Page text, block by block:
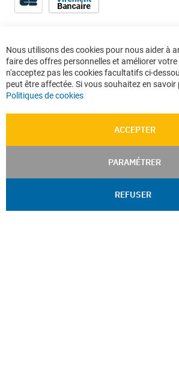
Nous utilisons des cookies pour nous aider à
faire des offres personnelles et améliorer votre
n'acceptez pas les cookies facultatifs ci-
peut être affectée. Si vous souhaitez en savoir
Politiques de cookies
ACCEPTER
PARAMÉTRER
REFUSER